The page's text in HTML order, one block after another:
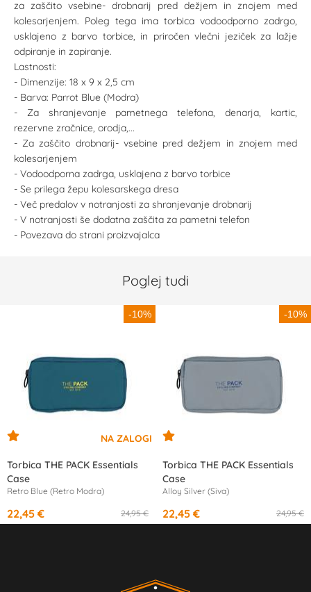
za zaščito vsebine- drobnarij pred dežjem in znojem med
kolesarjenjem. Poleg tega ima torbica vodoodporno zadrgo,
usklajeno z barvo torbice, in priročen vlečni jeziček za lažje
odpiranje in zapiranje.
Lastnosti:
- Dimenzije: 18 x 9 x 2,5 cm
- Barva: Parrot Blue (Modra)
- Za shranjevanje pametnega telefona, denarja, kartic,
rezervne zračnice, orodja,...
- Za zaščito drobnarij- vsebine pred dežjem in znojem med
kolesarjenjem
- Vodoodporna zadrga, usklajena z barvo torbice
- Se prilega žepu kolesarskega dresa
- Več predalov v notranjosti za shranjevanje drobnarij
- V notranjosti še dodatna zaščita za pametni telefon
- Povezava do strani proizvajalca
Poglej tudi
-10%
Torbica THE PACK Essentials
Case
Retro Blue (Retro Modra)
24,95 €
22,45 €
-10%
Torbica THE PACK Essentials
Case
Alloy Silver (Siva)
24,95 €
22,45 €